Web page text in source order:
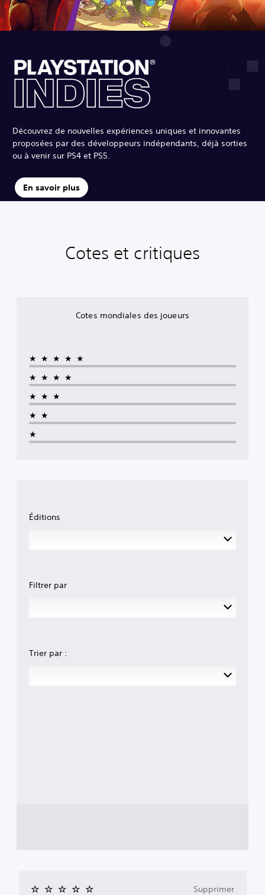
Découvrez de nouvelles expériences uniques et innovantes
proposées par des développeurs indépendants, déjà sorties
ou à venir sur PS4 et PS5.
En savoir plus
Cotes et critiques
Cotes mondiales des joueurs
★★★★★
★★★★
★★★
★★
★
Éditions
Filtrer par
Trier par :
Supprimer